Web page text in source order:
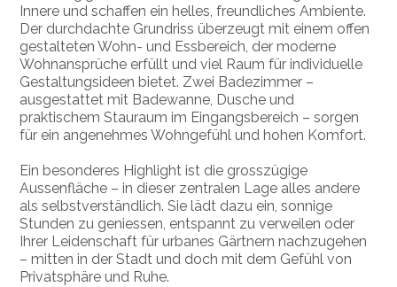
Innere und schaffen ein helles, freundliches Ambiente.
Der durchdachte Grundriss überzeugt mit einem offen
gestalteten Wohn- und Essbereich, der moderne
Wohnansprüche erfüllt und viel Raum für individuelle
Gestaltungsideen bietet. Zwei Badezimmer –
ausgestattet mit Badewanne, Dusche und
praktischem Stauraum im Eingangsbereich – sorgen
für ein angenehmes Wohngefühl und hohen Komfort.
Ein besonderes Highlight ist die grosszügige
Aussenfläche – in dieser zentralen Lage alles andere
als selbstverständlich. Sie lädt dazu ein, sonnige
Stunden zu geniessen, entspannt zu verweilen oder
Ihrer Leidenschaft für urbanes Gärtnern nachzugehen
– mitten in der Stadt und doch mit dem Gefühl von
Privatsphäre und Ruhe.